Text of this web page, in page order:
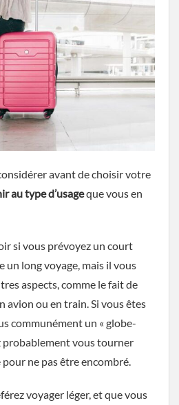
avant de choisir votre
au type d’usageque vous en
si vous prévoyez un court
un long voyage, mais il vous
aspects, comme le fait de
avion ou en train. Si vous êtes
communément un « globe-
probablement vous tourner
ne pas être encombré.
voyager léger, et que vous